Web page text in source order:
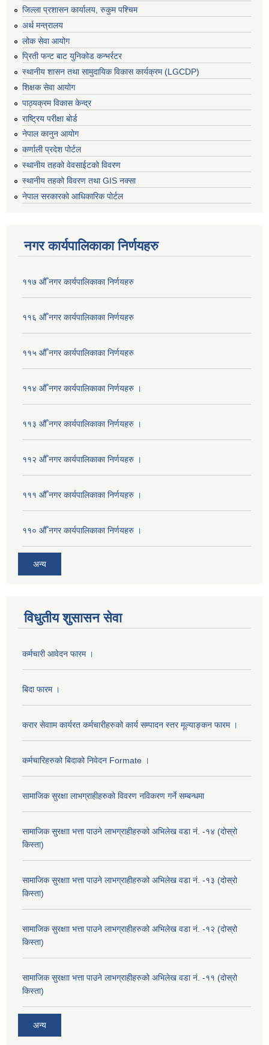
जिल्ला प्रशासन कार्यालय, रुकुम पश्चिम
अर्थ मन्त्रालय
लोक सेवा आयोग
प्रिती फन्ट बाट युनिकोड कन्भर्रटर
स्थानीय शासन तथा सामुदायिक विकास कार्यक्रम (LGCDP)
शिक्षक सेवा आयोग
पाठ्यक्रम विकास केन्द्र
राष्ट्रिय परीक्षा बोर्ड
नेपाल कानुन आयोग
कर्णाली प्रदेश पोर्टल
स्थानीय तहको वेवसाईटको विवरण
स्थानीय तहको विवरण तथा GIS नक्सा
नेपाल सरकारको आधिकारिक पोर्टल
नगर कार्यपालिकाका निर्णयहरु
११७ औँ नगर कार्यपालिकाका निर्णयहरु
११६ औँ नगर कार्यपालिकाका निर्णयहरु
११५ औँ नगर कार्यपालिकाका निर्णयहरु
११४ औँ नगर कार्यपालिकाका निर्णयहरु ।
११३ औँ नगर कार्यपालिकाका निर्णयहरु ।
११२ औँ नगर कार्यपालिकाका निर्णयहरु ।
१११ औँ नगर कार्यपालिकाका निर्णयहरु ।
११० औँ नगर कार्यपालिकाका निर्णयहरु ।
अन्य
विधुतीय शुसासन सेवा
कर्मचारी आवेदन फारम ।
बिदा फारम ।
करार सेवााम कार्यरत कर्मचारीहरुको कार्य सम्पादन स्तर मूल्याङ्कन फारम ।
कर्मचारिहरुको बिदाको निवेदन Formate ।
सामाजिक सुरक्षा लाभग्राहीहरुको विवरण नविकरण गर्ने सम्बन्धमा
सामाजिक सुरक्षाा भत्ता पाउने लाभग्राहीहरुको अभिलेख वडा नं. -१४ (दोस्रो
किस्ता)
सामाजिक सुरक्षाा भत्ता पाउने लाभग्राहीहरुको अभिलेख वडा नं. -१३ (दोस्रो
किस्ता)
सामाजिक सुरक्षाा भत्ता पाउने लाभग्राहीहरुको अभिलेख वडा नं. -१२ (दोस्रो
किस्ता)
सामाजिक सुरक्षाा भत्ता पाउने लाभग्राहीहरुको अभिलेख वडा नं. -११ (दोस्रो
किस्ता)
अन्य